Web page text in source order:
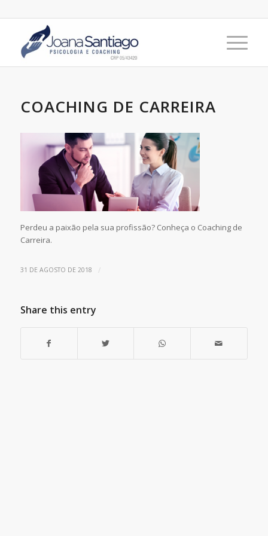
COACHING DE CARREIRA
Perdeu a paixão pela sua profissão? Conheça o Coaching de
Carreira.
31 DE AGOSTO DE 2018 /
Share this entry